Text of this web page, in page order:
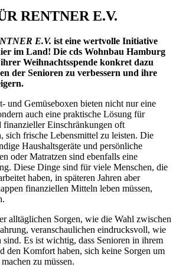
RENTNER E.V.
E.V. ist eine wertvolle Initiative
im Land! Die cds Wohnbau Hamburg
Weihnachtsspende konkret dazu
der Senioren zu verbessern und ihre
und Gemüseboxen bieten nicht nur eine
auch eine praktische Lösung für
finanzieller Einschränkungen oft
sich frische Lebensmittel zu leisten. Die
Haushaltsgeräte und persönliche
oder Matratzen sind ebenfalls eine
Diese Dinge sind für viele Menschen, die
haben, in späteren Jahren aber
finanziellen Mitteln leben müssen,
alltäglichen Sorgen, wie die Wahl zwischen
veranschaulichen eindrucksvoll, wie
Es ist wichtig, dass Senioren in ihrem
den Komfort haben, sich keine Sorgen um
zu müssen.